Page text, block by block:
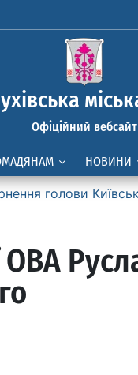
Офіційний вебсайт
НОВИНИ
голови